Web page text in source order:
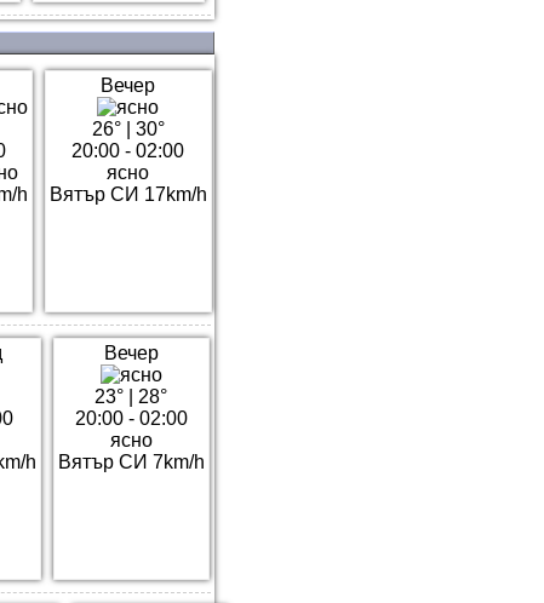
h
Вечер
26°| 30°
20:00 - 02:00
ясно
Вятър СИ 17km/h
h
Вечер
23°
28°
20:00 - 02:00
ясно
Вятър СИ 7km/h